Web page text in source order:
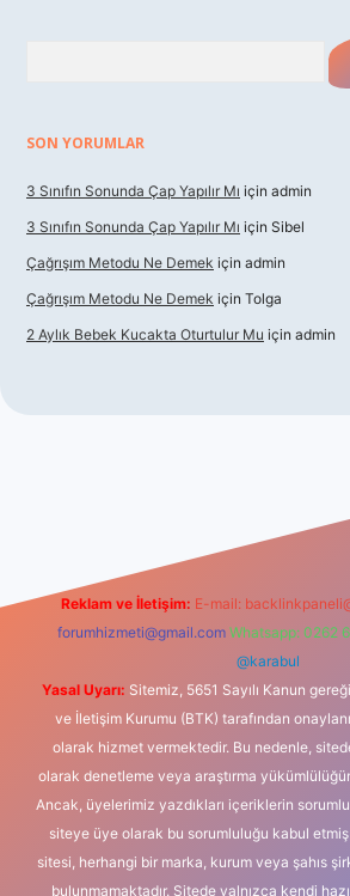
SON YORUMLAR
3 Sınıfın Sonunda Çap Yapılır Mı için admin
3 Sınıfın Sonunda Çap Yapılır Mı için Sibel
Çağrışım Metodu Ne Demek için admin
Çağrışım Metodu Ne Demek için Tolga
2 Aylık Bebek Kucakta Oturtulur Mu için admin
Reklam ve İletişim: E-mail:
forumhizmeti@gmail.com Whatsapp: 0262
@karabul
Yasal Uyarı: Sitemiz, 5651 Sayılı Kanun
ve İletişim Kurumu (BTK) tarafından
olarak hizmet vermektedir. Bu nedenle,
olarak denetleme veya araştırma
Ancak, üyelerimiz yazdıkları içeriklerin
siteye üye olarak bu sorumluluğu kabul etmiş
sitesi, herhangi bir marka, kurum veya şahıs
bulunmamaktadır. Sitede yalnızca kendi